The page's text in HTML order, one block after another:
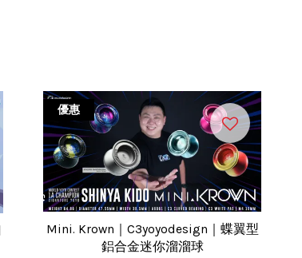
優惠
Mini. Krown｜C3yoyodesign｜蝶翼型
鋁合金迷你溜溜球